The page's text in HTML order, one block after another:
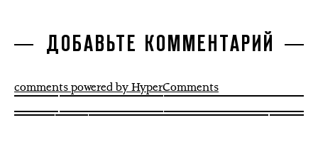
ДОБАВЬТЕ КОММЕНТАРИЙ
comments powered by HyperComments